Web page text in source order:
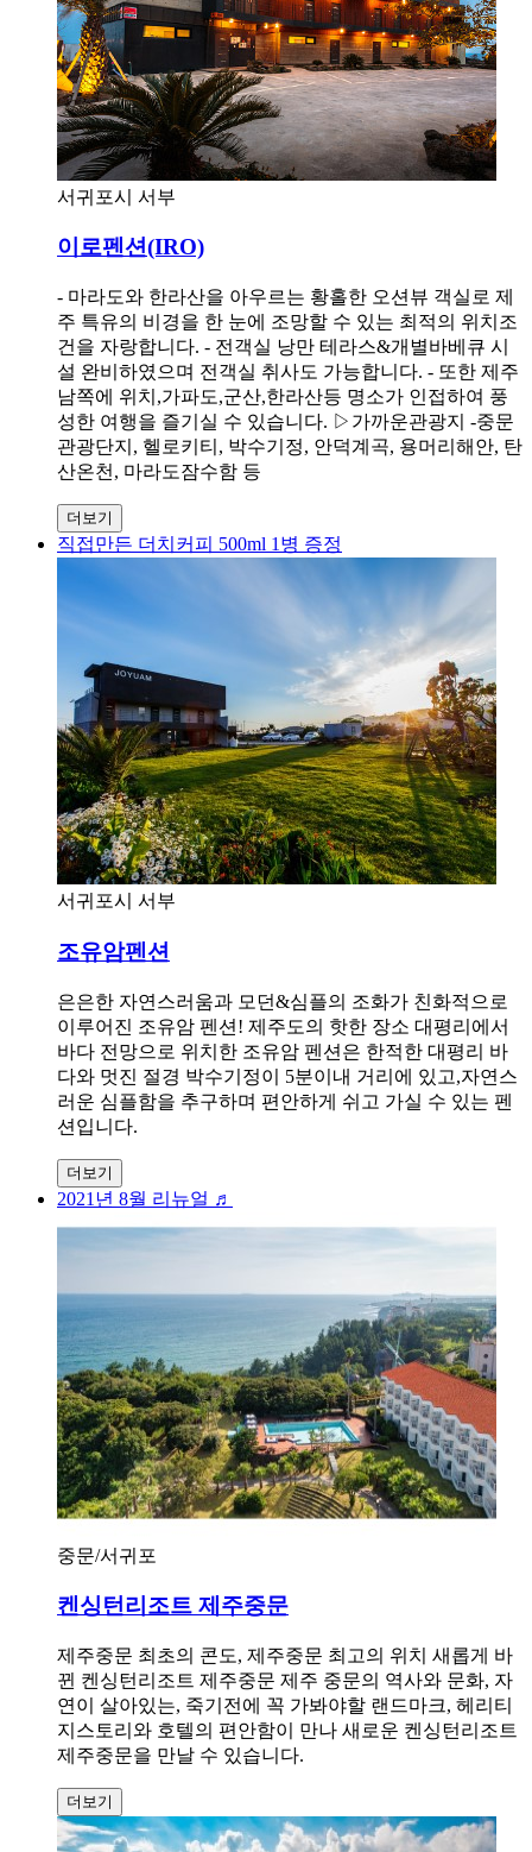
서귀포시 서부
이로펜션(IRO)
- 마라도와 한라산을 아우르는 황홀한 오션뷰 객실로 제
주 특유의 비경을 한 눈에 조망할 수 있는 최적의 위치조
건을 자랑합니다. - 전객실 낭만 테라스&개별바베큐 시
설 완비하였으며 전객실 취사도 가능합니다. - 또한 제주
남쪽에 위치,가파도,군산,한라산등 명소가 인접하여 풍
성한 여행을 즐기실 수 있습니다. ▷가까운관광지 -중문
관광단지, 헬로키티, 박수기정, 안덕계곡, 용머리해안, 탄
산온천, 마라도잠수함 등
더보기
직접만든 더치커피 500ml 1병 증정
서귀포시 서부
조유암펜션
은은한 자연스러움과 모던&심플의 조화가 친화적으로
이루어진 조유암 펜션! 제주도의 핫한 장소 대평리에서
바다 전망으로 위치한 조유암 펜션은 한적한 대평리 바
다와 멋진 절경 박수기정이 5분이내 거리에 있고,자연스
러운 심플함을 추구하며 편안하게 쉬고 가실 수 있는 펜
션입니다.
더보기
2021년 8월 리뉴얼 ♬
중문/서귀포
켄싱턴리조트 제주중문
제주중문 최초의 콘도, 제주중문 최고의 위치 새롭게 바
뀐 켄싱턴리조트 제주중문 제주 중문의 역사와 문화, 자
연이 살아있는, 죽기전에 꼭 가봐야할 랜드마크, 헤리티
지스토리와 호텔의 편안함이 만나 새로운 켄싱턴리조트
제주중문을 만날 수 있습니다.
더보기